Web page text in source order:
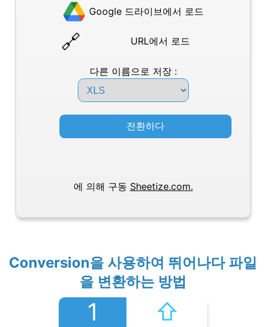
Google 드라이브에서 로드
URL에서 로드
다른 이름으로 저장 :
전환하다
에 의해 구동 Sheetize.com.
Conversion을 사용하여 뛰어나다 파일
을 변환하는 방법
1 ⇧︎